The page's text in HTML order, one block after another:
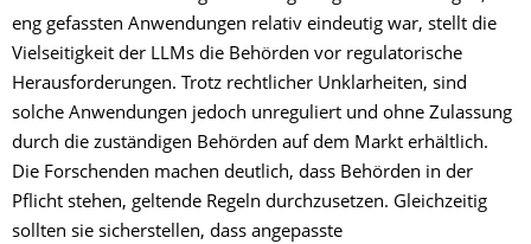
eng gefassten Anwendungen relativ eindeutig war, stellt die
Vielseitigkeit der LLMs die Behörden vor regulatorische
Herausforderungen. Trotz rechtlicher Unklarheiten, sind
solche Anwendungen jedoch unreguliert und ohne Zulassung
durch die zuständigen Behörden auf dem Markt erhältlich.
Die Forschenden machen deutlich, dass Behörden in der
Pflicht stehen, geltende Regeln durchzusetzen. Gleichzeitig
sollten sie sicherstellen, dass angepasste